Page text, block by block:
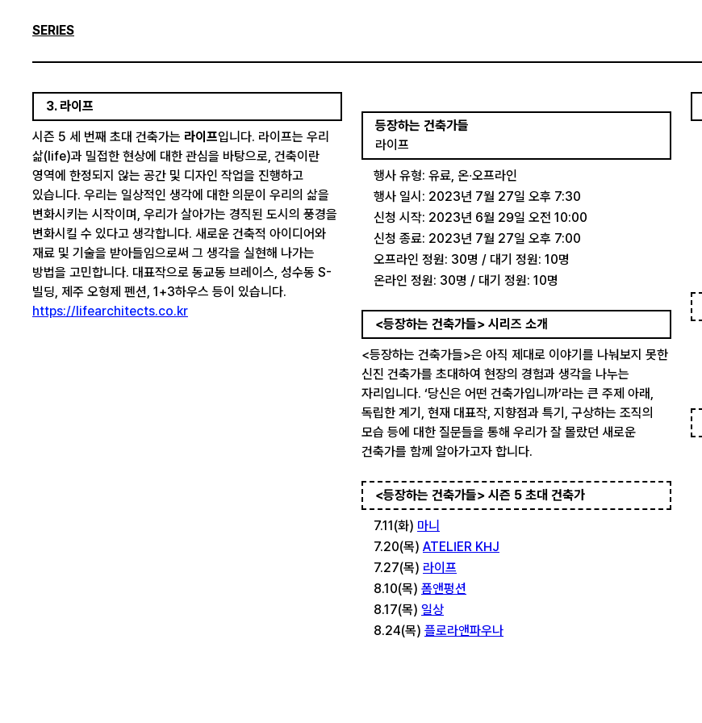
SERIES
3. 라이프
시즌 5 세 번째 초대 건축가는 라이프입니다. 라이프는 우리
삶(life)과 밀접한 현상에 대한 관심을 바탕으로, 건축이란
영역에 한정되지 않는 공간 및 디자인 작업을 진행하고
있습니다. 우리는 일상적인 생각에 대한 의문이 우리의 삶을
변화시키는 시작이며, 우리가 살아가는 경직된 도시의 풍경을
변화시킬 수 있다고 생각합니다. 새로운 건축적 아이디어와
재료 및 기술을 받아들임으로써 그 생각을 실현해 나가는
방법을 고민합니다. 대표작으로 동교동 브레이스, 성수동 S-
빌딩, 제주 오형제 펜션, 1+3하우스 등이 있습니다.
https://lifearchitects.co.kr
등장하는 건축가들
라이프
행사 유형: 유료, 온∙오프라인
행사 일시: 2023년 7월 27일 오후 7:30
신청 시작: 2023년 6월 29일 오전 10:00
신청 종료: 2023년 7월 27일 오후 7:00
오프라인 정원: 30명 / 대기 정원: 10명
온라인 정원: 30명 / 대기 정원: 10명
<등장하는 건축가들> 시리즈 소개
<등장하는 건축가들>은 아직 제대로 이야기를 나눠보지 못한
신진 건축가를 초대하여 현장의 경험과 생각을 나누는
자리입니다. ‘당신은 어떤 건축가입니까’라는 큰 주제 아래,
독립한 계기, 현재 대표작, 지향점과 특기, 구상하는 조직의
모습 등에 대한 질문들을 통해 우리가 잘 몰랐던 새로운
건축가를 함께 알아가고자 합니다.
<등장하는 건축가들> 시즌 5 초대 건축가
7.11(화) 마니
7.20(목) ATELIER KHJ
7.27(목) 라이프
8.10(목) 폼앤펑션
8.17(목) 일상
8.24(목) 플로라앤파우나